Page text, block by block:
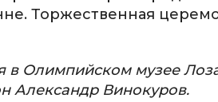
Торжественная
в Олимпийском музее
Александр Винокуров.